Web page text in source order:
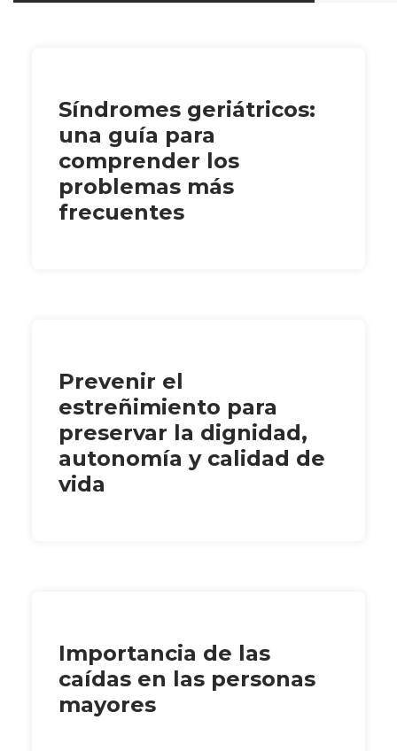
Síndromes geriátricos:
una guía para
comprender los
problemas más
frecuentes
Prevenir el
estreñimiento para
preservar la dignidad,
autonomía y calidad de
vida
Importancia de las
caídas en las personas
mayores